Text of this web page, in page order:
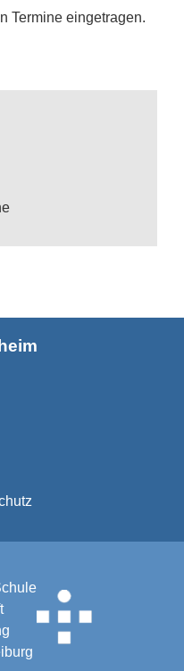
Termine eingetragen.